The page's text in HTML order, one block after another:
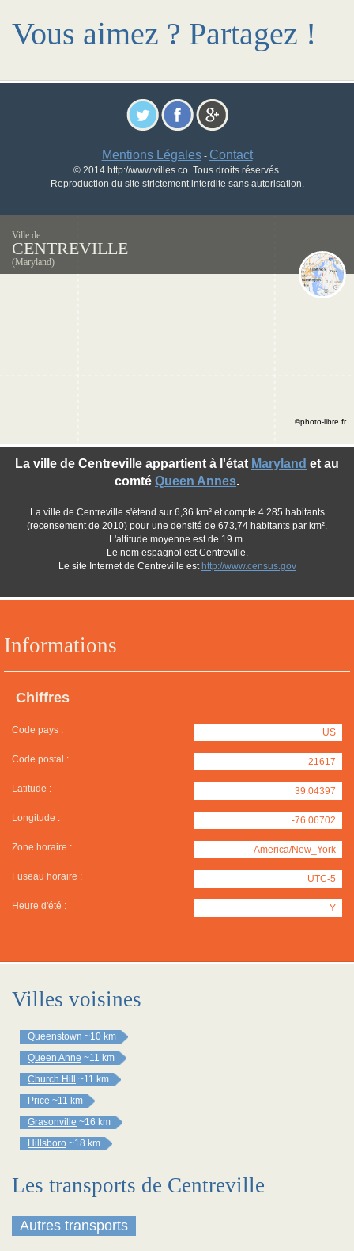
Vous aimez ? Partagez !
Mentions Légales- Contact
© 2014 http://www.villes.co. Tous droits réservés.
Reproduction du site strictement interdite sans autorisation.
Ville de
CENTREVILLE
(Maryland)
Informations
Chiffres
Code pays : US
Code postal : 21617
Latitude : 39.04397
Longitude : -76.06702
Zone horaire : America/New_York
Fuseau horaire : UTC-5
Heure d'été : Y
La ville de Centreville appartient à l'état Maryland et au
comté Queen Annes.
La ville de Centreville s'étend sur 6,36 km² et compte 4 285 habitants
(recensement de 2010) pour une densité de 673,74 habitants par km².
L'altitude moyenne est de 19 m.
Le nom espagnol est Centreville.
Le site Internet de Centreville est http://www.census.gov
©photo-libre.fr
Villes voisines
Queenstown ~10 km
Queen Anne ~11 km
Church Hill
~11 km
Price ~11 km
Grasonville ~16 km
Hillsboro ~18 km
Les transports de Centreville
Autres transports